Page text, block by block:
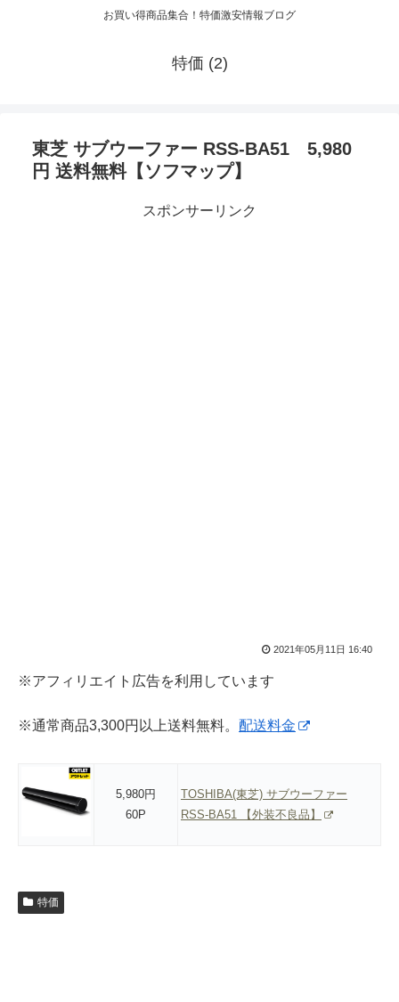
お買い得商品集合！特価激安情報ブログ
特価 (2)
東芝 サブウーファー RSS-BA51 5,980
円 送料無料【ソフマップ】
スポンサーリンク
2021年05月11日 16:40
※アフィリエイト広告を利用しています
※通常商品3,300円以上送料無料。 配送料金
5,980円
60P
TOSHIBA(東芝) サブウーファー
RSS-BA51 【外装不良品】
特価